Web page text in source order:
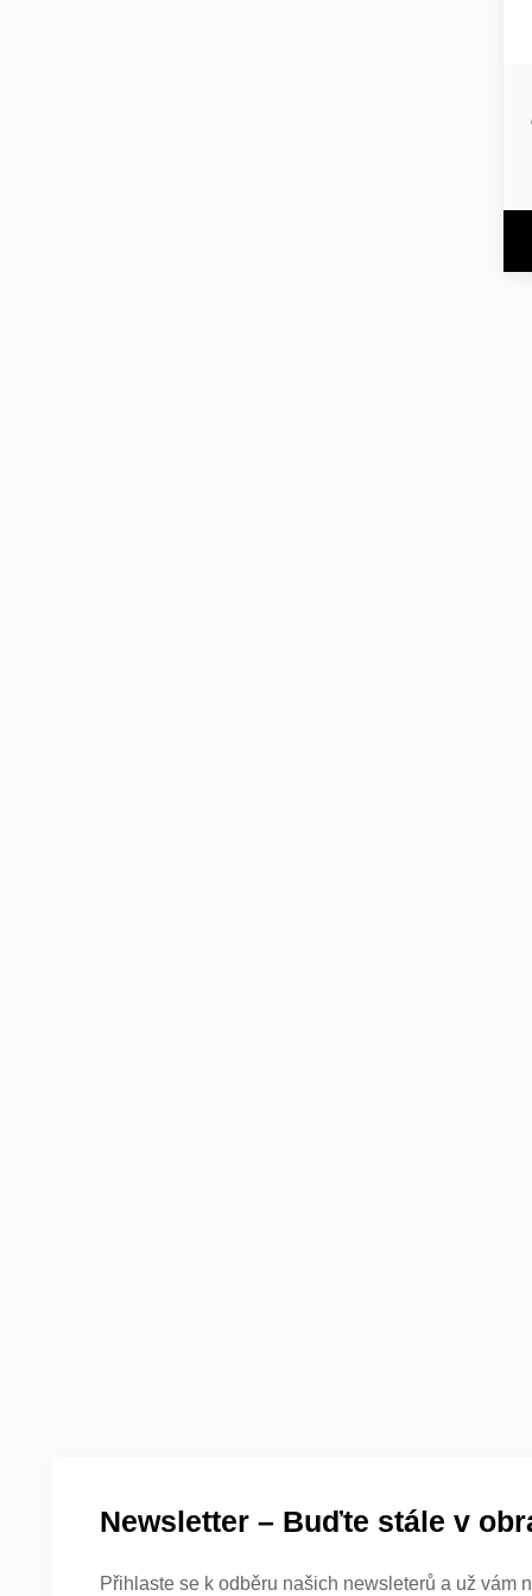
Newsletter – Buďte stále v
Přihlaste se k odběru našich newsleterů a už vám